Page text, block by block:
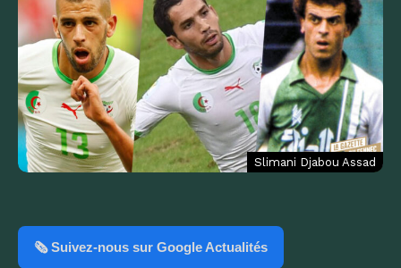
Slimani Djabou Assad
🗞️ Suivez-nous sur Google Actualités